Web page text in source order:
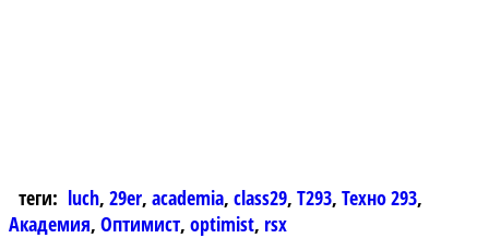
теги: luch, 29er, academia, class29, T293, Техно 293,
Академия, Оптимист, optimist, rsx